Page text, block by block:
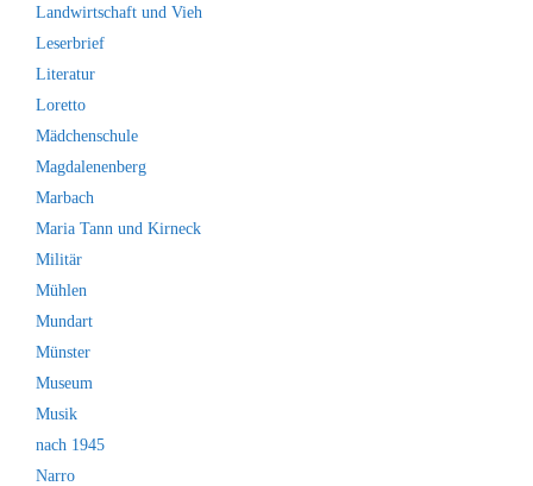
Landwirtschaft und Vieh
Leserbrief
Literatur
Loretto
Mädchenschule
Magdalenenberg
Marbach
Maria Tann und Kirneck
Militär
Mühlen
Mundart
Münster
Museum
Musik
nach 1945
Narro